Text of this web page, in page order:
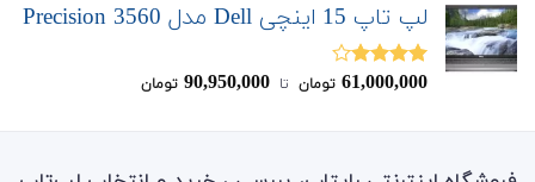
لپ تاپ 15 اینچی Dell مدل Precision 3560
نمره
61,000,000 تومان ‌ تا ‌ 90,950,000 تومان